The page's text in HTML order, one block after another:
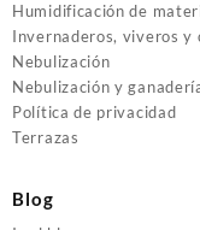
Humidificación de
Invernaderos, viveros y
Nebulización
Nebulización y
Política de privacidad
Terrazas
Blog